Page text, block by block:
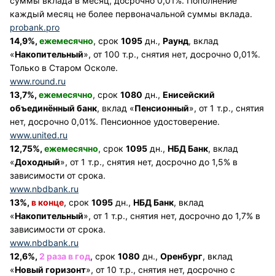
каждый месяц не более первоначальной суммы вклада.
probank.pro
14,9%, ежемесячно, срок 1095 дн., Раунд, вклад
«Накопительный», от 100 т.р., снятия нет, досрочно 0,01%.
Только в Старом Осколе.
www.round.ru
13,7%, ежемесячно, срок 1080 дн., Енисейский
объединённый банк, вклад «Пенсионный», от 1 т.р., снятия
нет, досрочно 0,01%. Пенсионное удостоверение.
www.united.ru
12,75%, ежемесячно, срок 1095 дн., НБД Банк, вклад
«Доходный», от 1 т.р., снятия нет, досрочно до 1,5% в
зависимости от срока.
www.nbdbank.ru
13%, в конце, срок 1095 дн., НБД Банк, вклад
«Накопительный», от 1 т.р., снятия нет, досрочно до 1,7% в
зависимости от срока.
www.nbdbank.ru
12,6%, 2 раза в год, срок 1080 дн., Оренбург, вклад
«Новый горизонт», от 10 т.р., снятия нет, досрочно с